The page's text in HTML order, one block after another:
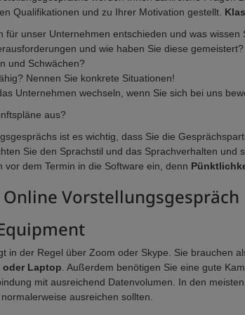
Qualifikationen und zu Ihrer Motivation gestellt.
für unser Unternehmen entschieden und was wissen
und wie haben Sie diese gemeistert?
und Schwächen?
Nennen Sie konkrete Situationen!
Unternehmen wechseln, wenn Sie sich bei uns
aus?
ist es wichtig, dass Sie die
Sie den Sprachstil und das Sprachverhalten und
vor dem Termin in die Software ein, denn
Vorstellungsgespräch
in der Regel über Zoom oder Skype. Sie brauchen
oder Laptop . Außerdem benötigen Sie eine gute
mit ausreichend Datenvolumen. In den
ausreichen sollten.